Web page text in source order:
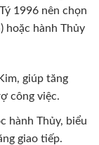
1996 nên chọn
hoặc hành Thủy
giúp tăng
công việc.
hành Thủy, biểu
giao tiếp.